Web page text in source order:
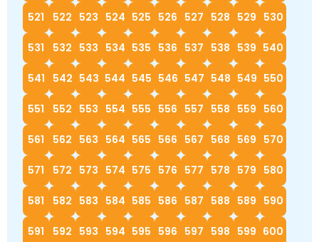
521 522 523 524 525 526 527 528 529 530
531 532 533 534 535 536 537 538 539 540
541 542 543 544 545 546 547 548 549 550
551 552 553 554 555 556 557 558 559 560
561 562 563 564 565 566 567 568 569 570
571 572 573 574 575 576 577 578 579 580
581 582 583 584 585 586 587 588 589 590
591 592 593 594 595 596 597 598 599 600